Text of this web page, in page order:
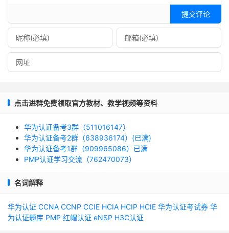
提交评论
点击进群免费领取官方教材、教学视频等资料
华为认证备考3群（511016147）
华为认证备考2群（638936174）(已满)
华为认证备考1群（909965086）已满
PMP认证学习交流（762470073）
名词解释
华为认证 CCNA CCNP CCIE HCIA HCIP HCIE 华为认证考试券 华
为认证题库 PMP 红帽认证 eNSP H3C认证